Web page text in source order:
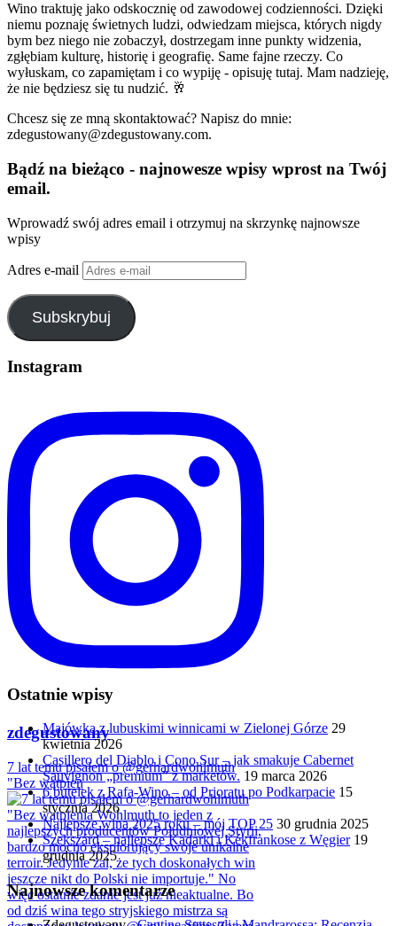
Wino traktuję jako odskocznię od zawodowej codzienności. Dzięki
niemu poznaję świetnych ludzi, odwiedzam miejsca, których nigdy
bym bez niego nie zobaczył, dostrzegam inne punkty widzenia,
zgłębiam kulturę, historię i geografię. Same fajne rzeczy. Co
wyłuskam, co zapamiętam i co wypiję - opisuję tutaj. Mam nadzieję,
że nie będziesz się tu nudzić. 🥂
Chcesz się ze mną skontaktować? Napisz do mnie:
zdegustowany@zdegustowany.com.
Bądź na bieżąco - najnowesze wpisy wprost na Twój
email.
Wprowadź swój adres email i otrzymuj na skrzynkę najnowsze
wpisy
Adres e-mail
Subskrybuj
Instagram
zdegustowany
7 lat temu pisałem o @gerhardwohlmuth
"Bez wątpien
Ostatnie wpisy
Majówka z lubuskimi winnicami w Zielonej Górze 29
kwietnia 2026
Casillero del Diablo i Cono Sur – jak smakuje Cabernet
Sauvignon „premium” z marketów. 19 marca 2026
6 butelek z Rafa-Wino – od Prioratu po Podkarpacie 15
stycznia 2026
Najlepsze wina 2025 roku – mój TOP 25 30 grudnia 2025
Szekszárd – najlepsze Kadarki i Kékfrankose z Węgier 19
grudnia 2025
Najnowsze komentarze